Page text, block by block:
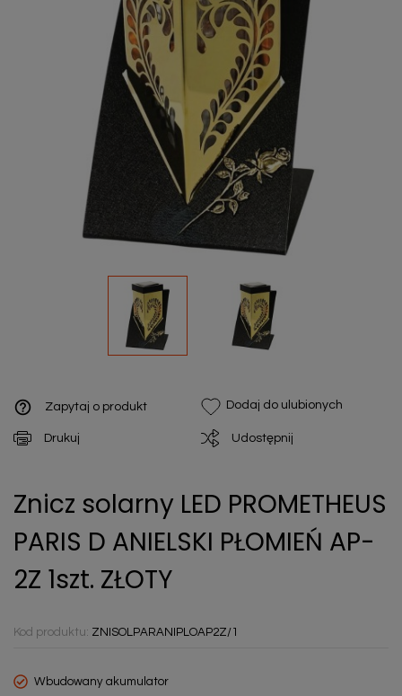
help_outline Zapytaj o produkt Dodaj do ulubionych
Drukuj Udostępnij
Znicz solarny LED PROMETHEUS
PARIS D ANIELSKI PŁOMIEŃ AP-
2Z 1szt. ZŁOTY
Kod produktu: ZNISOLPARANIPLOAP2Z/1
Wbudowany akumulator